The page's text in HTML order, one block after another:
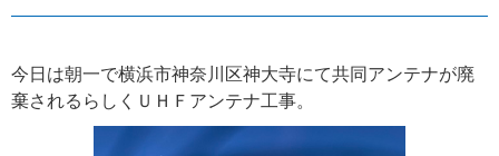
今日は朝一で横浜市神奈川区神大寺にて共同アンテナが廃
棄されるらしくＵＨＦアンテナ工事。